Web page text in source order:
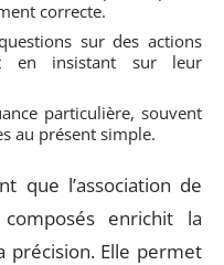
correcte.
sur des actions
en insistant sur leur
particulière, souvent
au présent simple.
que l’association de
enrichit la
précision. Elle permet